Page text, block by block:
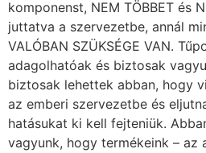
komponenst, NEM TÖBBET és
juttatva a szervezetbe, annál
VALÓBAN SZÜKSÉGE VAN.
adagolhatóak és biztosak
biztosak lehettek abban, hogy
az emberi szervezetbe és
hatásukat ki kell fejteniük.
vagyunk, hogy termékeink – az